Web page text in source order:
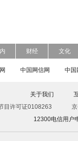
财经 文化
中国网信网 中国
关于我们
目许可证0108263
12300电信用户